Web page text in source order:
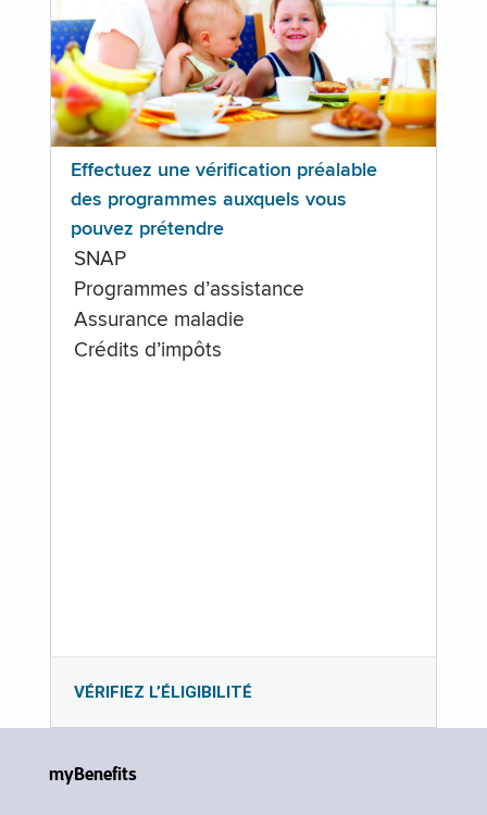
Effectuez une vérification préalable
des programmes auxquels vous
pouvez prétendre
SNAP
Programmes d’assistance
Assurance maladie
Crédits d’impôts
VÉRIFIEZ L’ÉLIGIBILITÉ
myBenefits